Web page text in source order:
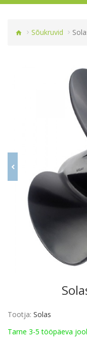
Sõukruvid
Tootja: Solas
Tarne 3-5 tööpäeva